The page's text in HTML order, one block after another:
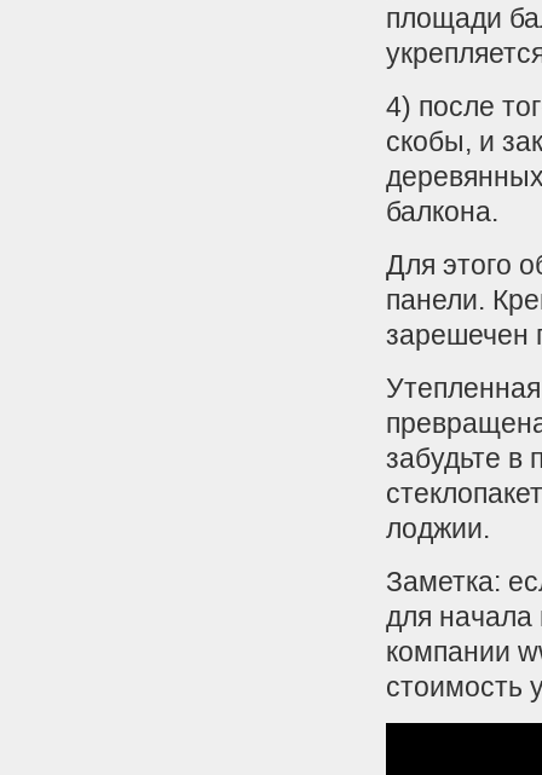
площади
4) после
скобы, и
балкона.
Для этого
панели.
зарешечен
забудьте в
лоджии.
Заметка:
для начала
компании
стоимость